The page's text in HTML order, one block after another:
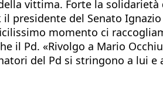
vittima. Forte la
del Senato
momento ci
il Pd. «Rivolgo a Mario
del Pd si stringono a lui